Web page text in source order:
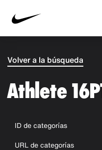
Volver a la búsqueda
Athlete
ID de categorías
URL de categorías